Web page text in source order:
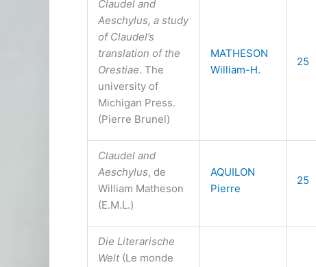
Claudel and
Aeschylus, a study
of Claudel’s
translation of the
Orestiae. The
university of
Michigan Press.
(Pierre Brunel)
MATHESON
William-H.
25
Claudel and
Aeschylus, de
William Matheson
(E.M.L.)
AQUILON
Pierre
25
Die Literarische
Welt(Le monde